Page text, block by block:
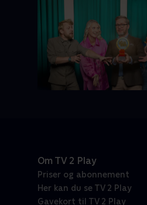
Om TV 2 Play
Priser og abonnement
Her kan du se TV 2 Play
Gavekort til TV 2 Play